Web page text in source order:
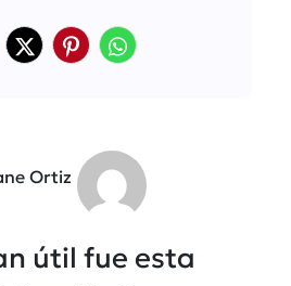
Ortiz
útil fue esta